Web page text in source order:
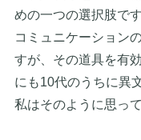
めの一つの選択肢で
コミュニケーション
すが、その道具を有
にも10代のうちに異
私はそのように思って